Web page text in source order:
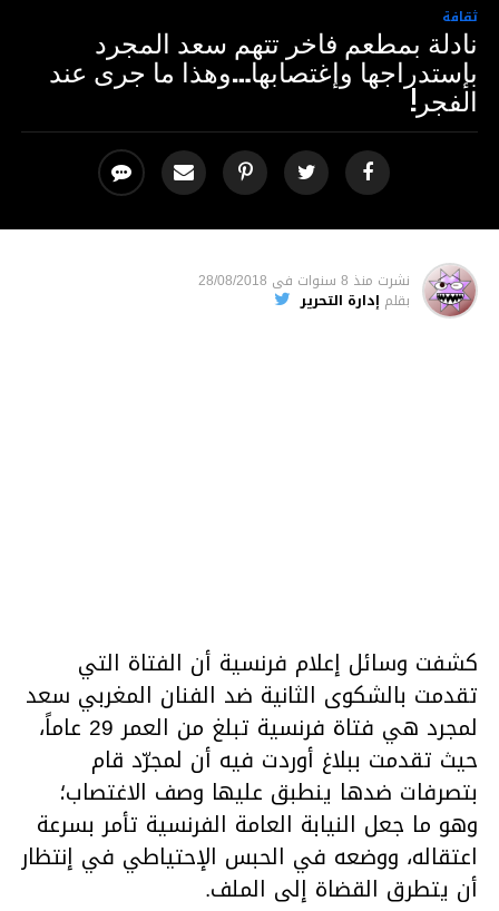
ثقافة
نادلة بمطعم فاخر تتهم سعد المجرد
بإستدراجها وإغتصابها…وهذا ما جرى عند
الفجر!
نشرت منذ 8 سنوات فى 28/08/2018
بقلم إدارة التحرير
كشفت وسائل إعلام فرنسية أن الفتاة التي
تقدمت بالشكوى الثانية ضد الفنان المغربي سعد
لمجرد هي فتاة فرنسية تبلغ من العمر 29 عاماً،
حيث تقدمت ببلاغ أوردت فيه أن لمجرّد قام
بتصرفات ضدها ينطبق عليها وصف الاغتصاب؛
وهو ما جعل النيابة العامة الفرنسية تأمر بسرعة
اعتقاله، ووضعه في الحبس الإحتياطي في إنتظار
أن يتطرق القضاة إلى الملف.